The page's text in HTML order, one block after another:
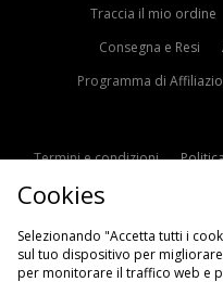
Traccia il mio ordine
Consegna e Resi
Programma di
Termini e condizioni
Cookies
Selezionando "Accetta tutti i
sul tuo dispositivo per
per monitorare il traffico web e